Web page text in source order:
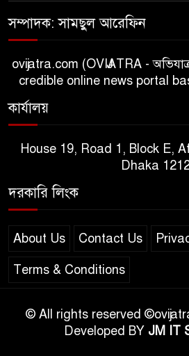
সম্পাদক: সামছুল আরেফিন
ovijatra.com (OVIJATRA -
credible online news portal
কার্যালয়
House 19, Road 1, Block E,
Dhaka
দরকারি লিংক
About Us Contact Us
Terms & Conditions
© All rights reserved
Developed BY JM IT